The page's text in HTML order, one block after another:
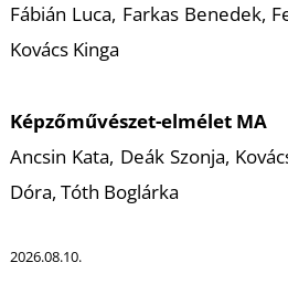
Fábián Luca, Farkas Benedek,
Kovács Kinga
Képzőművészet-elmélet MA
Ancsin Kata, Deák Szonja,
Dóra, Tóth Boglárka
2026.08.10.